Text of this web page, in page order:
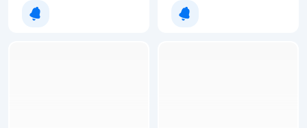
Уведомить о появлении Уведомить о появлении